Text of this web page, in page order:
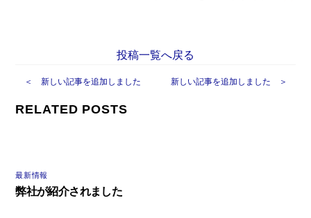
投稿一覧へ戻る
＜ 新しい記事を追加しました 新しい記事を追加しました ＞
RELATED POSTS
最新情報
弊社が紹介されました